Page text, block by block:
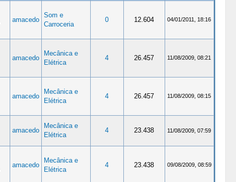
amacedo
Som e
Carroceria
0 12.604 04/01/2011, 18:16
amacedo
Mecânica e
Elétrica
4 26.457 11/08/2009, 08:21
amacedo
Mecânica e
Elétrica
4 26.457 11/08/2009, 08:15
amacedo
Mecânica e
Elétrica
4 23.438 11/08/2009, 07:59
amacedo
Mecânica e
Elétrica
4 23.438 09/08/2009, 08:59